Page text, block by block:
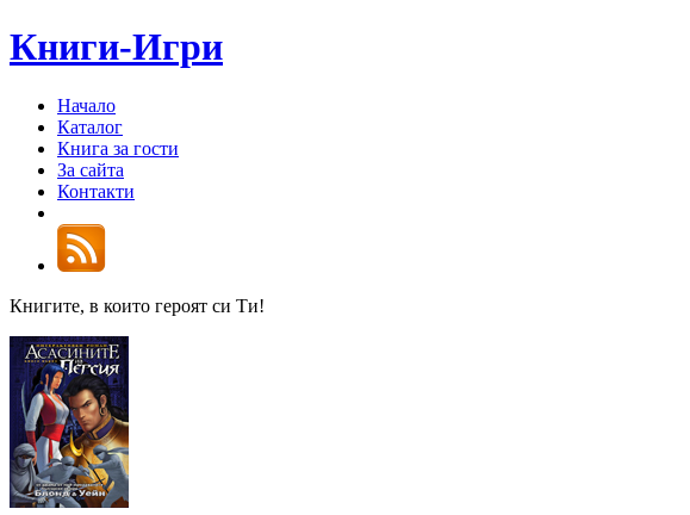
Книги-Игри
Начало
Каталог
Книга за гости
За сайта
Контакти
Книгите, в които героят си Ти!